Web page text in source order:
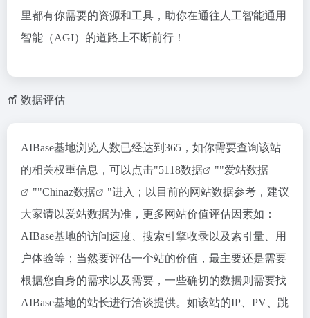
里都有你需要的资源和工具，助你在通往人工智能通用
智能（AGI）的道路上不断前行！
数据评估
AIBase基地浏览人数已经达到365，如你需要查询该站
的相关权重信息，可以点击"5118数据 ""爱站数据
""Chinaz数据
"进入；以目前的网站数据参考，建议
大家请以爱站数据为准，更多网站价值评估因素如：
AIBase基地的访问速度、搜索引擎收录以及索引量、用
户体验等；当然要评估一个站的价值，最主要还是需要
根据您自身的需求以及需要，一些确切的数据则需要找
AIBase基地的站长进行洽谈提供。如该站的IP、PV、跳